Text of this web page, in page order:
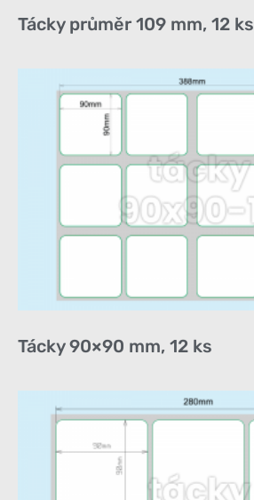
Tácky průměr 109 mm, 12 ks
Tácky 90×90 mm, 12 ks